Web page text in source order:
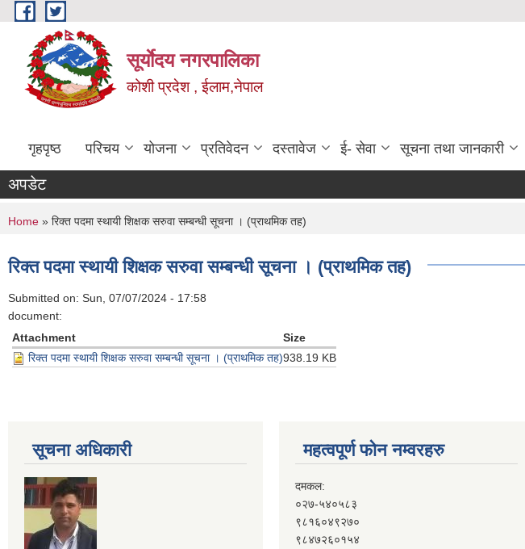
Skip to main content
सूर्याेदय नगरपालिका
कोशी प्रदेश , ईलाम,नेपाल
गृहपृष्ठ परिचय योजना प्रतिवेदन दस्तावेज ई- सेवा सूचना तथा जानकारी
अपडेट
You are here
Home » रिक्त पदमा स्थायी शिक्षक सरुवा सम्बन्धी सूचना । (प्राथमिक तह)
रिक्त पदमा स्थायी शिक्षक सरुवा सम्बन्धी सूचना । (प्राथमिक तह)
Submitted on: Sun, 07/07/2024 - 17:58
document:
Attachment
Size
रिक्त पदमा स्थायी शिक्षक सरुवा सम्बन्धी सूचना । (प्राथमिक तह)938.19 KB
सूचना अधिकारी महत्वपूर्ण फोन नम्वरहरु
दमकल:
०२७-५४०५८३
९८१६०४९२७०
९८४७२६०१५४